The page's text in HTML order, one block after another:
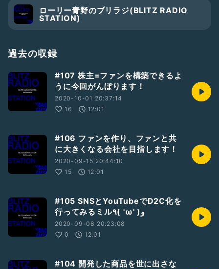
ローリー青野のブリラジ(BLITZ RADIO
STATION)
過去の収録
#107 株主=ファンを構築できるよ
うに今回がんぼります！
2020-10-01 20:37:14
16
12:01
#106 ファンを作り、ファンと共
に大きくなる会社を目指します！
2020-09-15 20:44:10
15
12:01
#105 SNSとYouTubeでD2C化を
行ってみるミル٩( 'ω' )و
2020-09-08 20:23:08
0
12:01
#104 開発した商品を世に出さな